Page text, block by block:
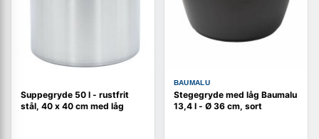
Suppegryde 50 l - rustfrit
stål, 40 x 40 cm med låg
BAUMALU
Stegegryde med låg Baumalu
13,4 l - Ø 36 cm, sort